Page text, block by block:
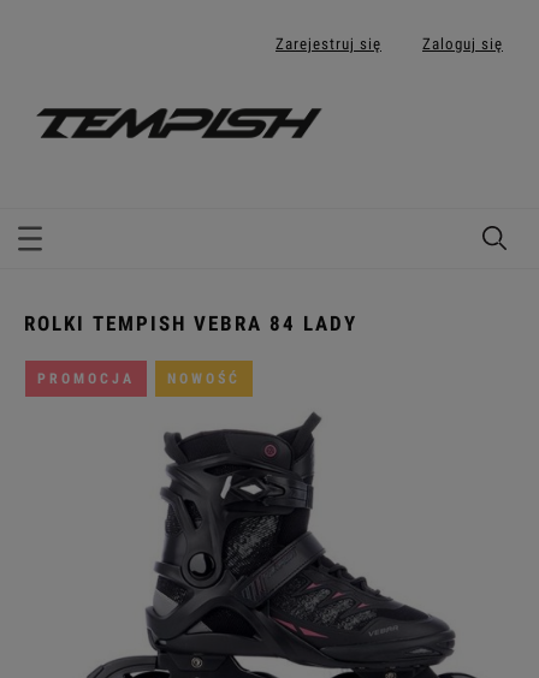
Zarejestruj się Zaloguj się
ROLKI TEMPISH VEBRA 84 LADY
PROMOCJA NOWOŚĆ